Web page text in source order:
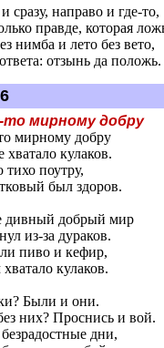
сразу, направо и где-то,
правде, которая
нимба и лето без вето,
отзынь да положь.
то мирному добру
мирному добру
хватало кулаков.
поутру,
был здоров.
дивный добрый мир
из-за дураков.
пиво и кефир,
кулаков.
Были и они.
них? Проснись и вой.
дни,